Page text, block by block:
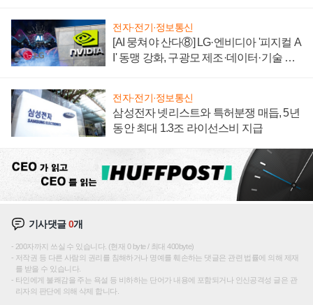
전자·전기·정보통신
[AI 뭉쳐야 산다⑧] LG·엔비디아 '피지컬 A
I' 동맹 강화, 구광모 제조·데이터·기술 결
전자·전기·정보통신
삼성전자 넷리스트와 특허분쟁 매듭, 5년
동안 최대 1.3조 라이선스비 지급
기사댓글0개
200자까지 쓰실 수 있습니다. (현재 0 byte / 최대 400byte)
저작권 등 다른 사람의 권리를 침해하거나 명예를 훼손하는 댓글은 관련 법률에 의해 제재
를 받을 수 있습니다.
타인에게 불쾌감을 주는 욕설 등 비하하는 단어가 내용에 포함되거나 인신공격성 글은 관
리자의 판단에 의해 삭제 합니다.